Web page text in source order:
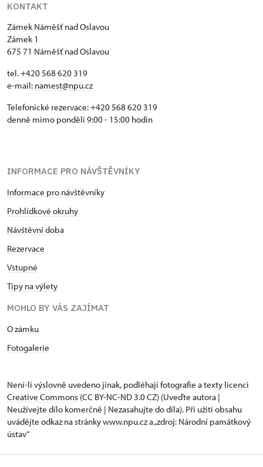
KONTAKT
Zámek Náměšť nad Oslavou
Zámek 1
675 71 Náměšť nad Oslavou
tel. +420 568 620 319
e-mail: namest@npu.cz
Telefonické rezervace: +420 568 620 319
denně mimo pondělí 9:00 - 15:00 hodin
INFORMACE PRO NÁVŠTĚVNÍKY
Informace pro návštěvníky
Prohlídkové okruhy
Návštěvní doba
Rezervace
Vstupné
Tipy na výlety
MOHLO BY VÁS ZAJÍMAT
O zámku
Fotogalerie
Není-li výslovně uvedeno jinak, podléhají fotografie a texty licenci
Creative Commons (CC BY-NC-ND 3.0 CZ) (Uveďte autora |
Neužívejte dílo komerčně | Nezasahujte do díla). Při užití obsahu
uvádějte odkaz na stránky www.npu.cz a „zdroj: Národní památkový
ústav“